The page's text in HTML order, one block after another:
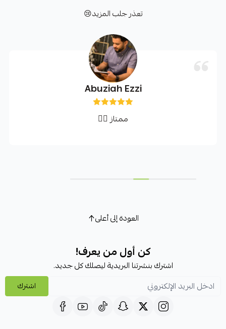
تعذر جلب المزيد😢
Abuziah Ezzi
ممتاز 👌🏻
العودة إلى أعلى
كن أول من يعرف!
اشترك بنشرتنا البريدية ليصلك كل جديد.
اشترك